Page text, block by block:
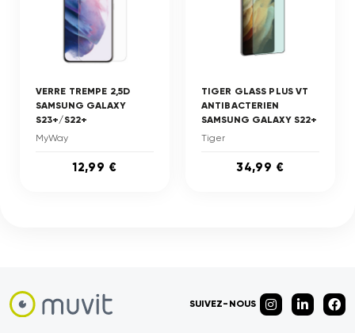
VERRE TREMPE 2,5D
SAMSUNG GALAXY
S23+/S22+
MyWay
12,99 €
TIGER GLASS PLUS VT
ANTIBACTERIEN
SAMSUNG GALAXY S22+
Tiger
34,99 €
SUIVEZ-NOUS